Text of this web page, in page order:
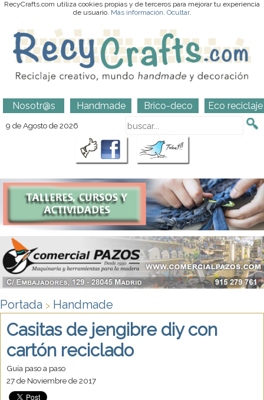
RecyCrafts.com utiliza cookies propias y de terceros para mejorar tu experiencia
de usuario. Más información. Ocultar.
Nosotr@s Handmade Brico-deco Eco reciclaje
9 de Agosto de 2026
Portada > Handmade
Casitas de jengibre diy con
cartón reciclado
Guía paso a paso
27 de Noviembre de 2017